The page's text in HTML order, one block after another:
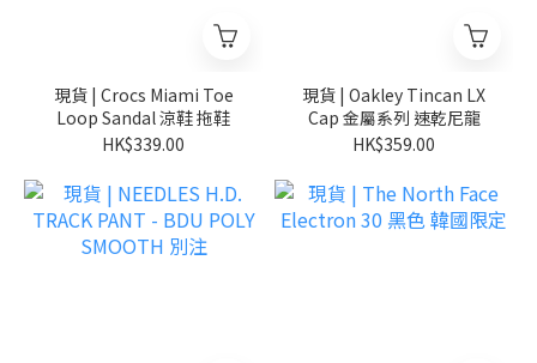
現貨 | Crocs Miami Toe
Loop Sandal 涼鞋 拖鞋
HK$339.00
現貨 | Oakley Tincan LX
Cap 金屬系列 速乾尼龍
HK$359.00